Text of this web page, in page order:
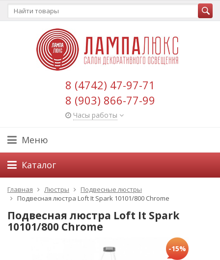
8 (4742) 47-97-71
8 (903) 866-77-99
Часы работы
Меню
Каталог
Главная Люстры
Подвесные люстры
Подвесная люстра Loft It Spark 10101/800 Chrome
Подвесная люстра Loft It Spark
10101/800 Chrome
-15%